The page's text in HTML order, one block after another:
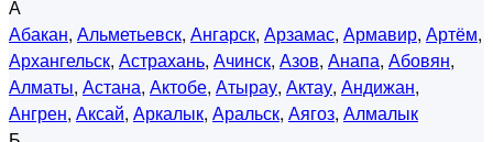
А
Абакан, Альметьевск, Ангарск, Арзамас, Армавир, Артём,
Архангельск, Астрахань, Ачинск, Азов, Анапа, Абовян,
Алматы, Астана, Актобе, Атырау, Актау, Андижан,
Ангрен, Аксай, Аркалык, Аральск, Аягоз, Алмалык